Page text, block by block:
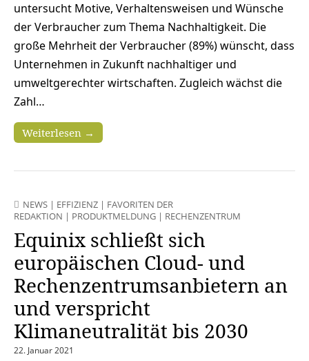
untersucht Motive, Verhaltensweisen und Wünsche
der Verbraucher zum Thema Nachhaltigkeit. Die
große Mehrheit der Verbraucher (89%) wünscht, dass
Unternehmen in Zukunft nachhaltiger und
umweltgerechter wirtschaften. Zugleich wächst die
Zahl…
Weiterlesen →
NEWS | EFFIZIENZ | FAVORITEN DER
REDAKTION | PRODUKTMELDUNG | RECHENZENTRUM
Equinix schließt sich
europäischen Cloud- und
Rechenzentrumsanbietern an
und verspricht
Klimaneutralität bis 2030
22. Januar 2021